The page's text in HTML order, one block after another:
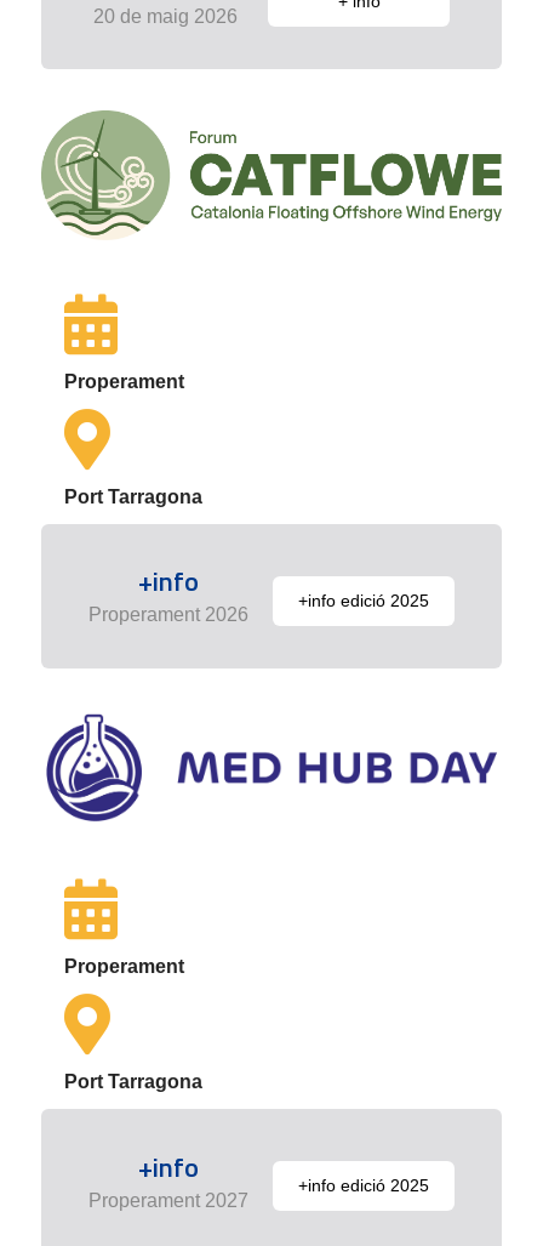
20 de maig 2026
Properament
Port Tarragona
+info
Properament 2026
+info edició 2025
Properament
Port Tarragona
+info
Properament 2027
+info edició 2025